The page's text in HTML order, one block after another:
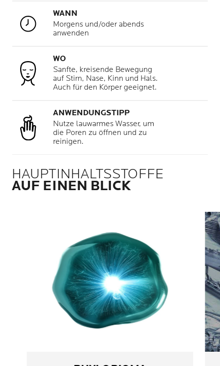
WANN
Morgens und/oder abends
anwenden
WO
Sanfte, kreisende Bewegung
auf Stirn, Nase, Kinn und Hals.
Auch für den Körper geeignet.
ANWENDUNGSTIPP
Nutze lauwarmes Wasser, um
die Poren zu öffnen und zu
reinigen.
HAUPTINHALTSSTOFFE
AUF EINEN BLICK